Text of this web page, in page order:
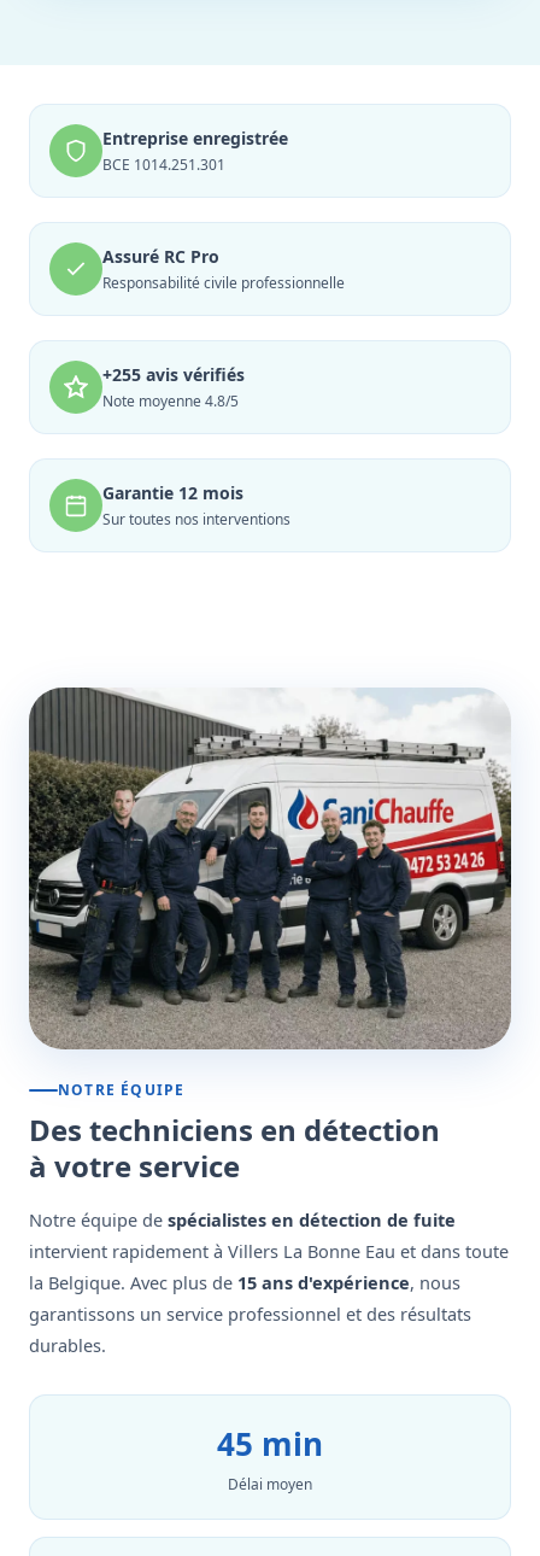
Entreprise enregistrée
BCE 1014.251.301
Assuré RC Pro
Responsabilité civile professionnelle
+255 avis vérifiés
Note moyenne 4.8/5
Garantie 12 mois
Sur toutes nos interventions
NOTRE ÉQUIPE
Des techniciens en détection
à votre service
Notre équipe de spécialistes en détection de fuite
intervient rapidement à Villers La Bonne Eau et dans toute
la Belgique. Avec plus de 15 ans d'expérience, nous
garantissons un service professionnel et des résultats
durables.
45 min
Délai moyen